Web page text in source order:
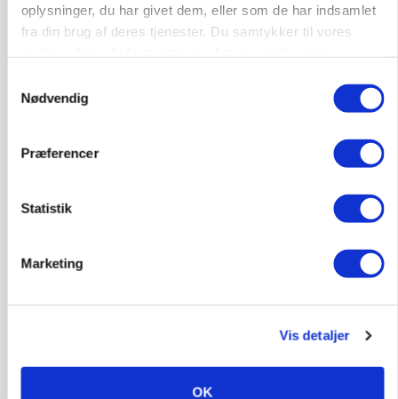
oplysninger, du har givet dem, eller som de har indsamlet
fra din brug af deres tjenester. Du samtykker til vores
Nødvendig
Præferencer
Statistik
Marketing
Vis detaljer
OK
Annonce
»Nu stopper I«: Landbrugsdebattør og
protestgruppe vil demonstrere mod ny
gødskningslov